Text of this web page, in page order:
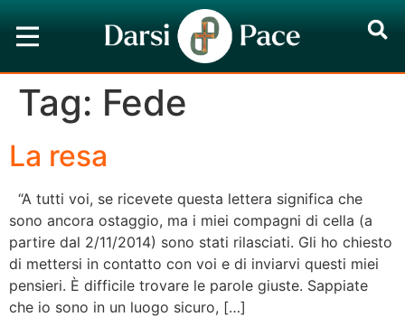
Tag: Fede
La resa
“A tutti voi, se ricevete questa lettera significa che
sono ancora ostaggio, ma i miei compagni di cella (a
partire dal 2/11/2014) sono stati rilasciati. Gli ho chiesto
di mettersi in contatto con voi e di inviarvi questi miei
pensieri. È difficile trovare le parole giuste. Sappiate
che io sono in un luogo sicuro, […]